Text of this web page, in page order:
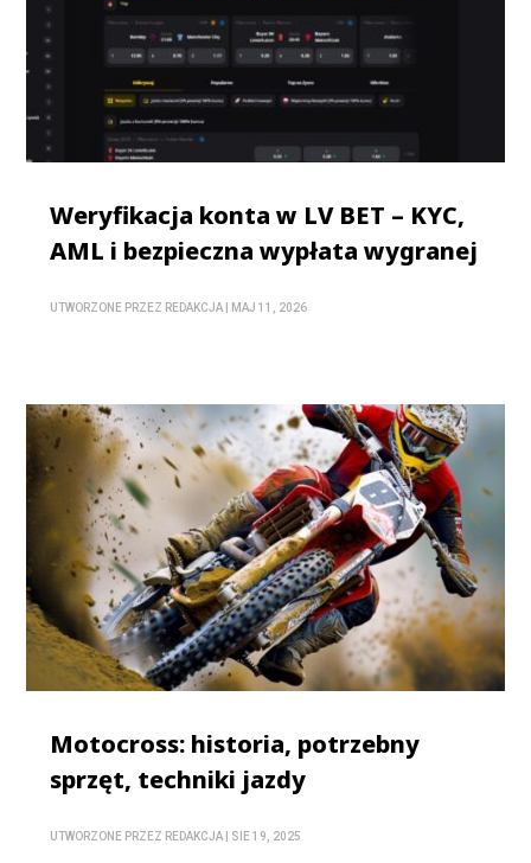
Weryfikacja konta w LV BET – KYC,
AML i bezpieczna wypłata wygranej
UTWORZONE PRZEZ REDAKCJA MAJ 11, 2026
Motocross: historia, potrzebny
sprzęt, techniki jazdy
UTWORZONE PRZEZ REDAKCJA SIE 19, 2025